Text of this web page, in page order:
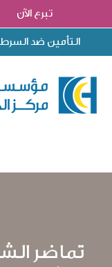
تبرع الآن
التأمين ضد
تماضر